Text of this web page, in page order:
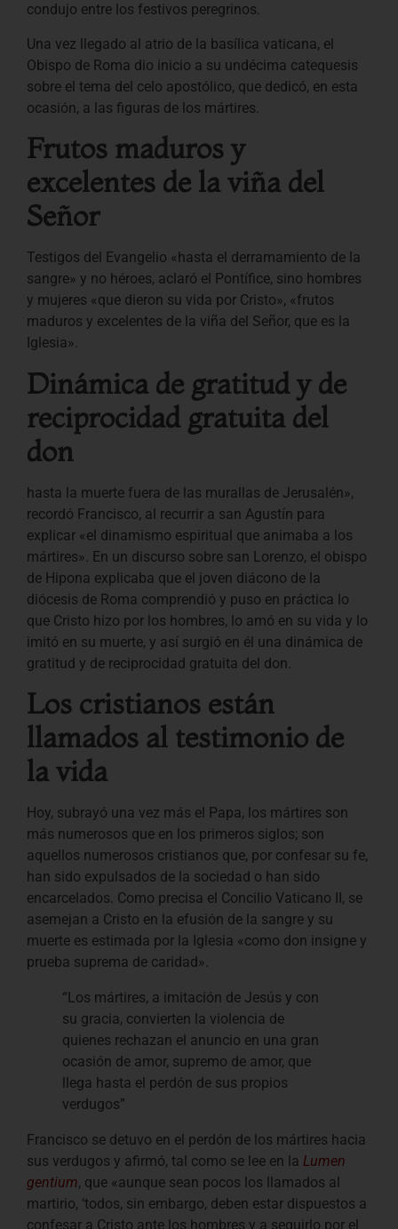
condujo entre los festivos peregrinos.
Una vez llegado al atrio de la basílica vaticana, el
Obispo de Roma dio inicio a su undécima catequesis
sobre el tema del celo apostólico, que dedicó, en esta
ocasión, a las figuras de los mártires.
Frutos maduros y
excelentes de la viña del
Señor
Testigos del Evangelio «hasta el derramamiento de la
sangre» y no héroes, aclaró el Pontífice, sino hombres
y mujeres «que dieron su vida por Cristo», «frutos
maduros y excelentes de la viña del Señor, que es la
Iglesia».
Dinámica de gratitud y de
reciprocidad gratuita del
don
hasta la muerte fuera de las murallas de Jerusalén»,
recordó Francisco, al recurrir a san Agustín para
explicar «el dinamismo espiritual que animaba a los
mártires». En un discurso sobre san Lorenzo, el obispo
de Hipona explicaba que el joven diácono de la
diócesis de Roma comprendió y puso en práctica lo
que Cristo hizo por los hombres, lo amó en su vida y lo
imitó en su muerte, y así surgió en él una dinámica de
gratitud y de reciprocidad gratuita del don.
Los cristianos están
llamados al testimonio de
la vida
Hoy, subrayó una vez más el Papa, los mártires son
más numerosos que en los primeros siglos; son
aquellos numerosos cristianos que, por confesar su fe,
han sido expulsados de la sociedad o han sido
encarcelados. Como precisa el Concilio Vaticano II, se
asemejan a Cristo en la efusión de la sangre y su
muerte es estimada por la Iglesia «como don insigne y
prueba suprema de caridad».
“Los mártires, a imitación de Jesús y con
su gracia, convierten la violencia de
quienes rechazan el anuncio en una gran
ocasión de amor, supremo de amor, que
llega hasta el perdón de sus propios
verdugos”
Francisco se detuvo en el perdón de los mártires hacia
sus verdugos y afirmó, tal como se lee en la Lumen
gentium, que «aunque sean pocos los llamados al
martirio, ‘todos, sin embargo, deben estar dispuestos a
confesar a Cristo ante los hombres y a seguirlo por el